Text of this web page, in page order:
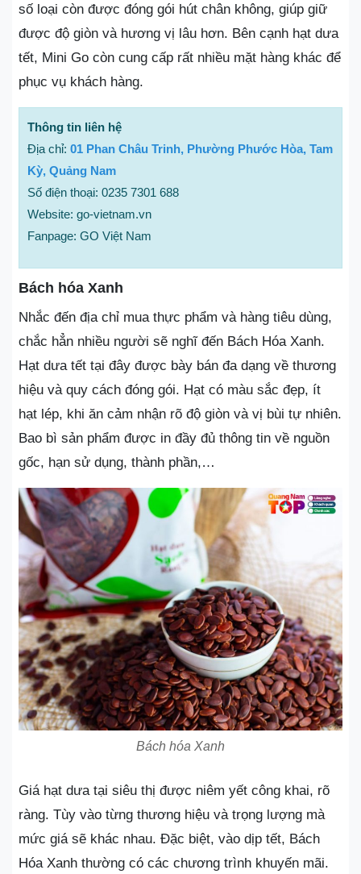
số loại còn được đóng gói hút chân không, giúp giữ
được độ giòn và hương vị lâu hơn. Bên cạnh hạt dưa
tết, Mini Go còn cung cấp rất nhiều mặt hàng khác để
phục vụ khách hàng.
Thông tin liên hệ
Địa chỉ: 01 Phan Châu Trinh, Phường Phước Hòa, Tam
Kỳ, Quảng Nam
Số điện thoại: 0235 7301 688
Website: go-vietnam.vn
Fanpage: GO Việt Nam
Bách hóa Xanh
Nhắc đến địa chỉ mua thực phẩm và hàng tiêu dùng,
chắc hẳn nhiều người sẽ nghĩ đến Bách Hóa Xanh.
Hạt dưa tết tại đây được bày bán đa dạng về thương
hiệu và quy cách đóng gói. Hạt có màu sắc đẹp, ít
hạt lép, khi ăn cảm nhận rõ độ giòn và vị bùi tự nhiên.
Bao bì sản phẩm được in đầy đủ thông tin về nguồn
gốc, hạn sử dụng, thành phần,…
Bách hóa Xanh
Giá hạt dưa tại siêu thị được niêm yết công khai, rõ
ràng. Tùy vào từng thương hiệu và trọng lượng mà
mức giá sẽ khác nhau. Đặc biệt, vào dịp tết, Bách
Hóa Xanh thường có các chương trình khuyến mãi.